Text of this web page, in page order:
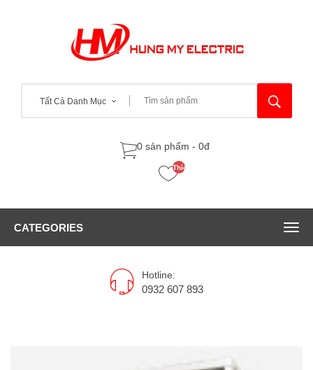
Tất Cả Danh Mục
0 sản phẩm - 0đ
Thích
CATEGORIES
Hotline:
0932 607 893